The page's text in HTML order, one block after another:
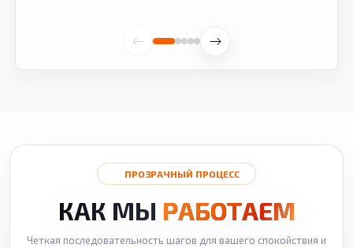
ПРОЗРАЧНЫЙ ПРОЦЕСС
КАК МЫ РАБОТАЕМ
Четкая последовательность шагов для вашего спокойствия и